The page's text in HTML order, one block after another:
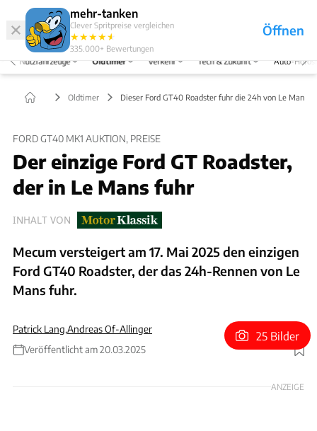
mehr-tanken
Clever Spritpreise vergleichen
★★★★★
★
335.000+ Bewertungen
Öffnen
Abo
Menü
Nutzfahrzeuge Oldtimer Verkehr Tech & Zukunft Auto-
Oldtimer Dieser Ford GT40 Roadster fuhr die 24h von Le Mans
FORD GT40 MK1 AUKTION, PREISE
Der einzige Ford GT Roadster,
der in Le Mans fuhr
INHALT VON
Mecum versteigert am 17. Mai 2025 den einzigen
Ford GT40 Roadster, der das 24h-Rennen von Le
Mans fuhr.
Patrick Lang,Andreas Of-Allinger
Veröffentlicht am 20.03.2025
Foto: Mecum Auctions
25 Bilder
ANZEIGE